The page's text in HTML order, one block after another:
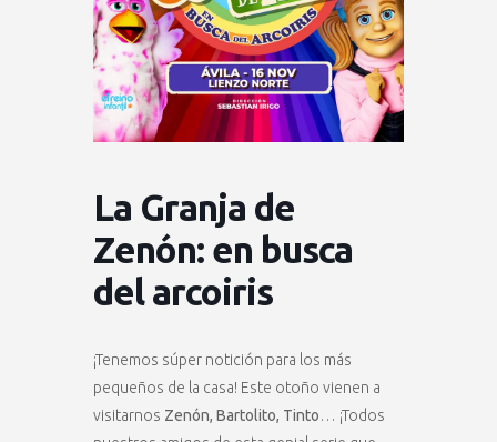
La Granja de
Zenón: en busca
del arcoiris
¡Tenemos súper notición para los más
pequeños de la casa! Este otoño vienen a
visitarnos Zenón, Bartolito, Tinto… ¡Todos